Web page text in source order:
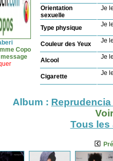
Copo
Orientation
sexuelle
Je
Type physique Je
Couleur des Yeux Je
Alcool Je
Cigarette Je
Album :
Tous les